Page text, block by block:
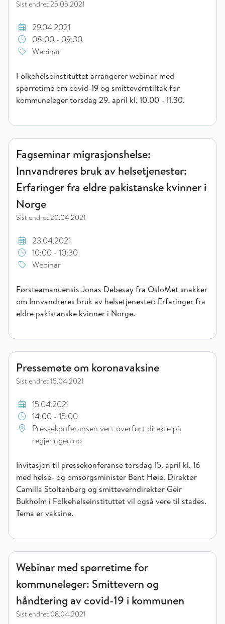
Sist endret25.05.2021
29.04.2021
08:00 - 09:30
Webinar
Folkehelseinstituttet arrangerer webinar med
spørretime om covid-19 og smitteverntiltak for
kommuneleger torsdag 29. april kl. 10.00 - 11.30.
Fagseminar migrasjonshelse: Innvandreres bruk av
Fagseminar migrasjonshelse:
Innvandreres bruk av helsetjenester:
Erfaringer fra eldre pakistanske kvinner i
Norge
Sist endret20.04.2021
23.04.2021
10:00 - 10:30
Webinar
Førsteamanuensis Jonas Debesay fra OsloMet snakker
om Innvandreres bruk av helsetjenester: Erfaringer fra
eldre pakistanske kvinner i Norge.
Pressemøte om koronavaksine
Pressemøte om koronavaksine
Sist endret15.04.2021
15.04.2021
14:00 - 15:00
Pressekonferansen vert overført direkte på
regjeringen.no
Invitasjon til pressekonferanse torsdag 15. april kl. 16
med helse- og omsorgsminister Bent Høie. Direktør
Camilla Stoltenberg og smitteverndirektør Geir
Bukholm i Folkehelseinstituttet vil også vere til stades.
Tema er vaksine.
Webinar med spørretime for kommuneleger: Smittevern og
Webinar med spørretime for
kommuneleger: Smittevern og
håndtering av covid-19 i kommunen
Sist endret 08.04.2021